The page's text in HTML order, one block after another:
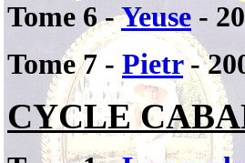
Tome 6 -Yeuse -
Tome 7 - Pietr-
CYCLE